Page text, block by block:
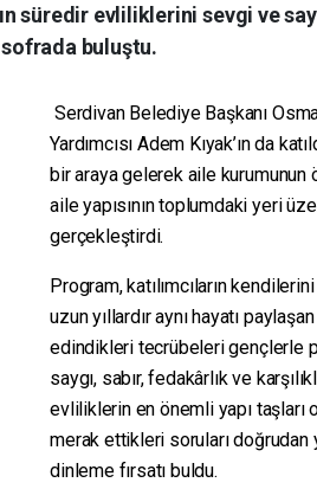
süredir evliliklerini sevgi ve
buluştu.
Serdivan Belediye Başkanı
Yardımcısı Adem Kıyak’ın da
bir araya gelerek aile kurumunun
aile yapısının toplumdaki yeri
gerçekleştirdi.
Program, katılımcıların
uzun yıllardır aynı hayatı
edindikleri tecrübeleri gençlerle
saygı, sabır, fedakârlık ve
evliliklerin en önemli yapı taşları
merak ettikleri soruları
dinleme fırsatı buldu.